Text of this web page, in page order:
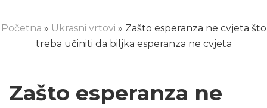
Početna » Ukrasni vrtovi » Zašto esperanza ne cvjeta što
treba učiniti da biljka esperanza ne cvjeta
Zašto esperanza ne